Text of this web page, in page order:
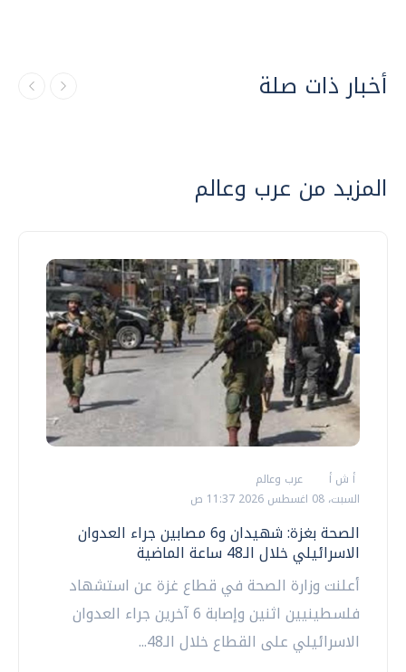
أخبار ذات صلة
المزيد من عرب وعالم
أ ش أ
عرب وعالم
السبت، 08 اغسطس 2026 11:37 ص
الصحة بغزة: شهيدان و6 مصابين جراء العدوان
الاسرائيلي خلال الـ48 ساعة الماضية
أعلنت وزارة الصحة في قطاع غزة عن استشهاد
فلسطينيين اثنين وإصابة 6 آخرين جراء العدوان
الاسرائيلي على القطاع خلال الـ48...